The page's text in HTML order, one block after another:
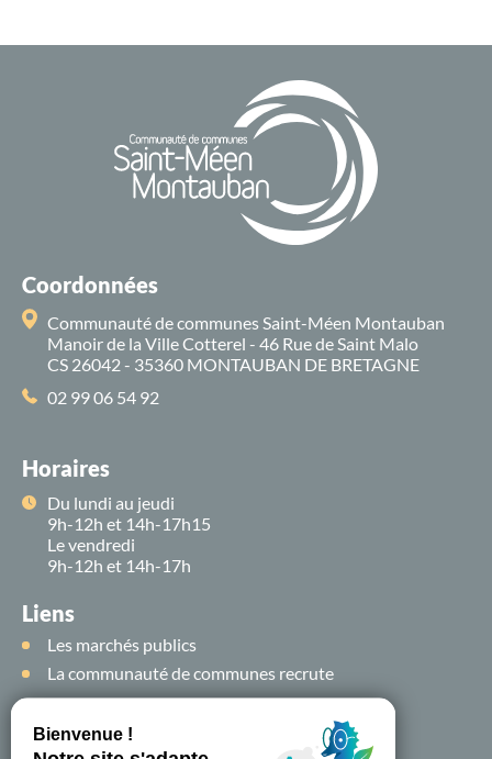
Coordonnées
Communauté de communes Saint-Méen Montauban
Manoir de la Ville Cotterel - 46 Rue de Saint Malo
CS 26042 - 35360 MONTAUBAN DE BRETAGNE
02 99 06 54 92
Horaires
Du lundi au jeudi
9h-12h et 14h-17h15
Le vendredi
9h-12h et 14h-17h
Liens
Les marchés publics
La communauté de communes recrute
Suivez-nous sur